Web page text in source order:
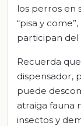
los perros en
“pisa y
participan
Recuerda
dispensador,
puede
atraiga fauna
insectos y